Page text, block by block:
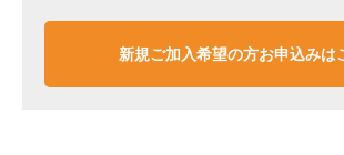
新規ご加入希望の方お申込みは